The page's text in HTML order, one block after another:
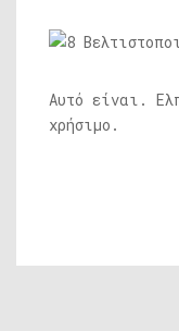
Αυτό είναι.
χρήσιμο.